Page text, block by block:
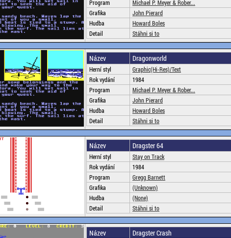
Program
Michael P. Meyer & Rober...
Grafika
John Pierard
Hudba
Howard Boles
Detail
Stáhni si to
Název Dragonworld
Herní styl
Graphic(Hi-Res)/Text
Rok vydání
1984
Program
Michael P. Meyer & Rober...
Grafika
John Pierard
Hudba
Howard Boles
Detail
Stáhni si to
Název Dragster 64
Herní styl
Stay on Track
Rok vydání
1984
Program
Gregg Barnett
Grafika
(Unknown)
Hudba
(None)
Detail
Stáhni si to
Název Dragster Crash